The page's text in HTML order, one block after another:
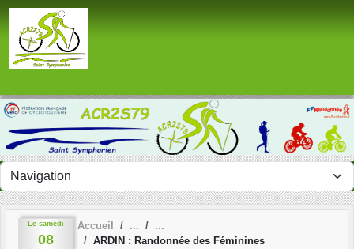
Le samedi
08
Accueil
ARDIN : Randonnée des Féminines
Panneau de gestion des cookies